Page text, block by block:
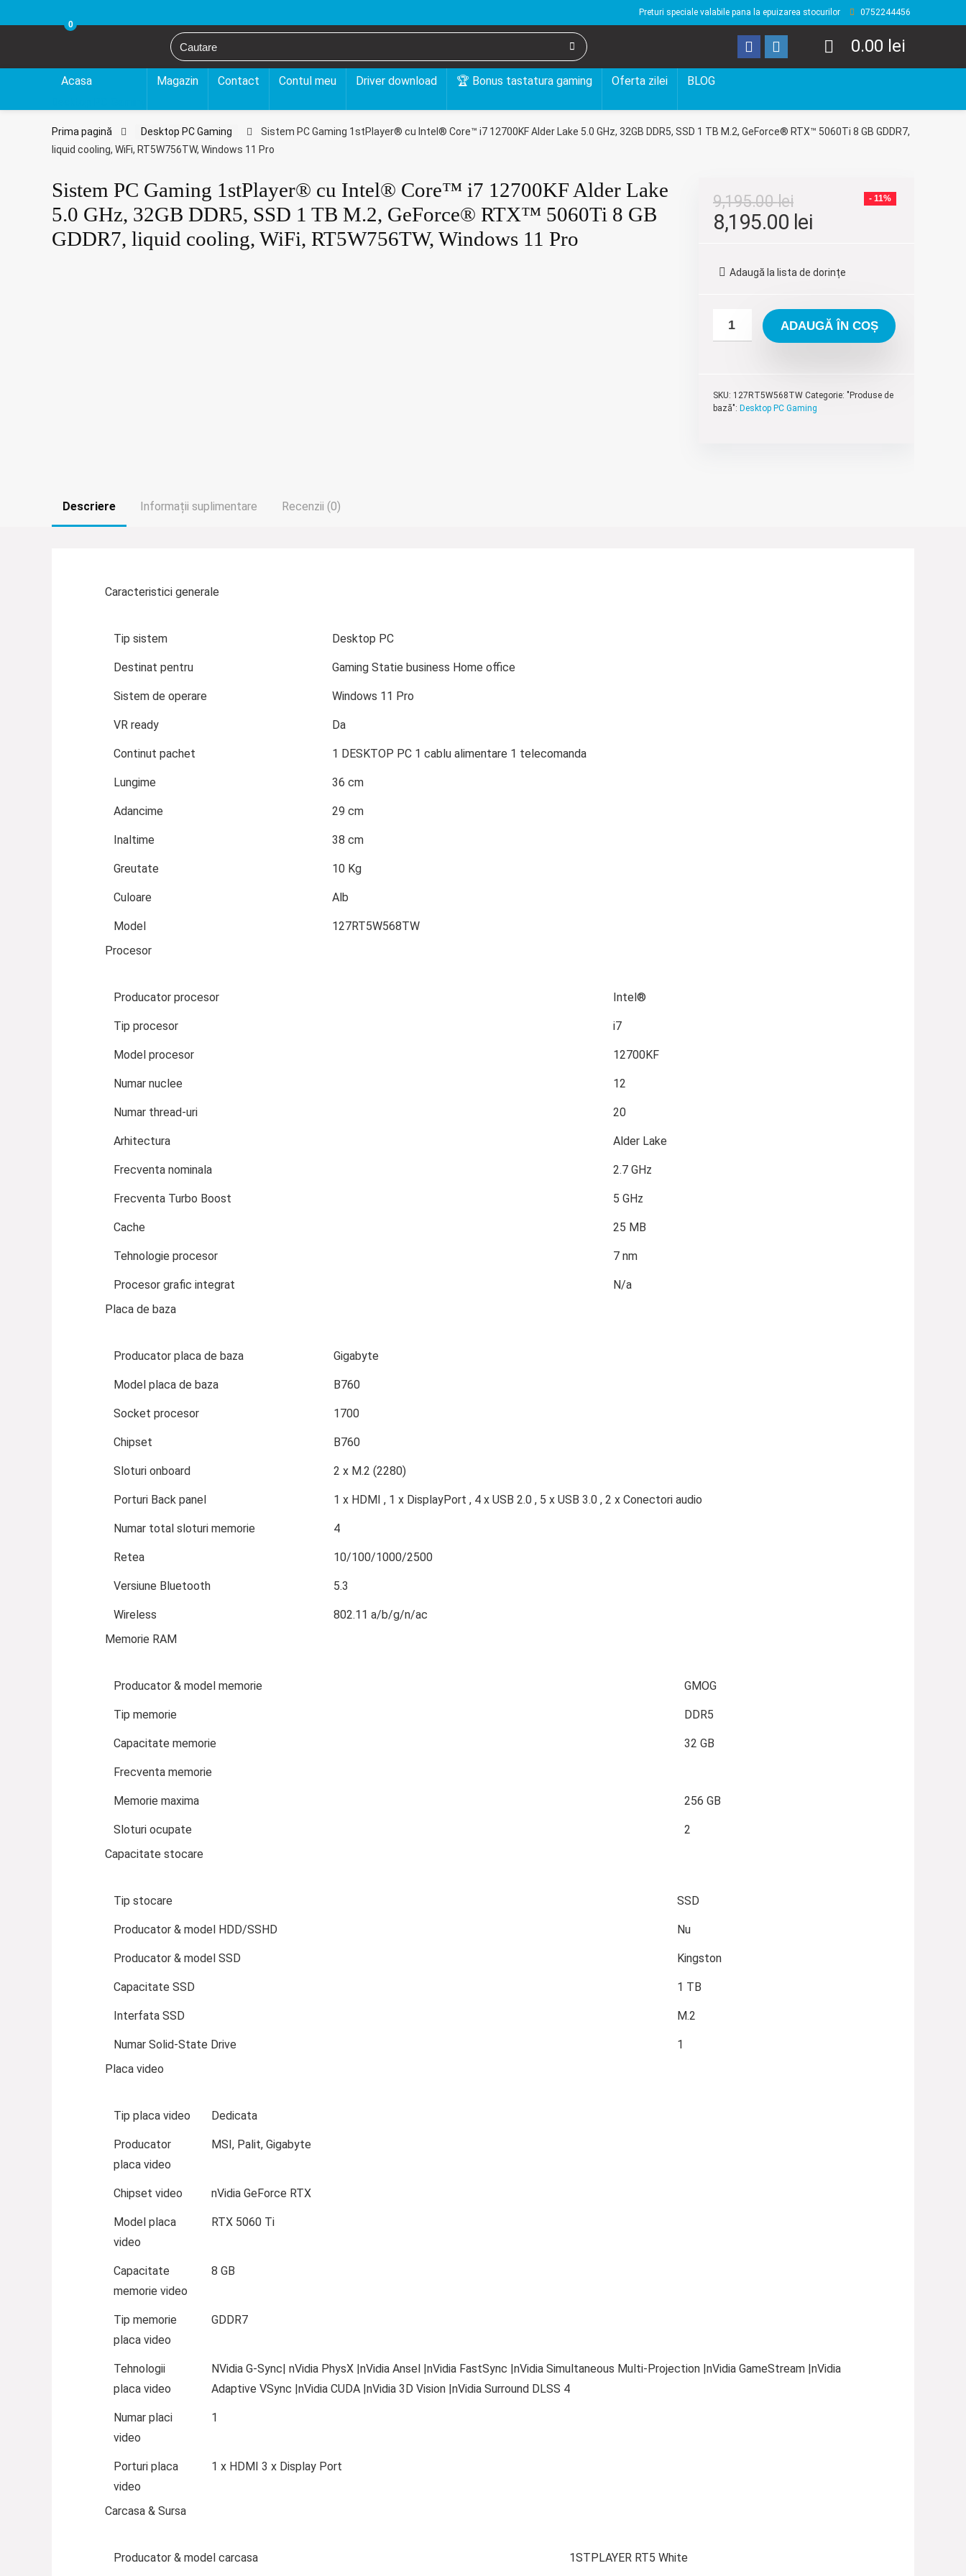
Preturi speciale valabile pana la epuizarea stocurilor
0752244456
0
0.00 lei
Acasa Magazin Contact Contul meu Driver download 🏆 Bonus tastatura gaming Oferta zilei BLOG
Prima pagină Desktop PC Gaming
Sistem PC Gaming 1stPlayer® cu Intel® Core™ i7 12700KF Alder Lake 5.0 GHz, 32GB DDR5, SSD 1 TB M.2, GeForce® RTX™ 5060Ti 8 GB GDDR7,
liquid cooling, WiFi, RT5W756TW, Windows 11 Pro
Sistem PC Gaming 1stPlayer® cu Intel® Core™ i7 12700KF Alder Lake
5.0 GHz, 32GB DDR5, SSD 1 TB M.2, GeForce® RTX™ 5060Ti 8 GB
GDDR7, liquid cooling, WiFi, RT5W756TW, Windows 11 Pro
- 11%
9,195.00lei
Prețul
a
fost:
8,195.00 lei
este:
8,195.00 lei.
Adaugă la lista de dorințe
ADAUGĂ ÎN COȘ
SKU: 127RT5W568TW Categorie: "Produse de
bază": Desktop PC Gaming
Descriere Informații suplimentare Recenzii (0)
Caracteristici generale
Tip sistem Desktop PC
Destinat pentru Gaming Statie business Home office
Sistem de operare Windows 11 Pro
VR ready Da
Continut pachet 1 DESKTOP PC 1 cablu alimentare 1 telecomanda
Lungime 36 cm
Adancime 29 cm
Inaltime 38 cm
Greutate 10 Kg
Culoare Alb
Model
127RT5W568TW
Procesor
Producator procesor Intel®
Tip procesor i7
Model procesor 12700KF
Numar nuclee 12
Numar thread-uri 20
Arhitectura Alder Lake
Frecventa nominala 2.7 GHz
Frecventa Turbo Boost 5 GHz
Cache 25 MB
Tehnologie procesor 7 nm
Procesor grafic integrat
N/a
Placa de baza
Producator placa de baza Gigabyte
Model placa de baza B760
Socket procesor 1700
Chipset B760
Sloturi onboard 2 x M.2 (2280)
Porturi Back panel 1 x HDMI , 1 x DisplayPort , 4 x USB 2.0 , 5 x USB 3.0 , 2 x Conectori audio
Numar total sloturi memorie 4
Retea 10/100/1000/2500
Versiune Bluetooth 5.3
Wireless
802.11 a/b/g/n/ac
Memorie RAM
Producator & model memorie GMOG
Tip memorie DDR5
Capacitate memorie 32 GB
Frecventa memorie
Memorie maxima 256 GB
Sloturi ocupate
2
Capacitate stocare
Tip stocare SSD
Producator & model HDD/SSHD Nu
Producator & model SSD Kingston
Capacitate SSD 1 TB
Interfata SSD M.2
Numar Solid-State Drive
1
Placa video
Tip placa video Dedicata
Producator
placa video
MSI, Palit, Gigabyte
Chipset video nVidia GeForce RTX
Model placa
video
RTX 5060 Ti
Capacitate
memorie video
8 GB
Tip memorie
placa video
GDDR7
Tehnologii
placa video
NVidia G-Sync| nVidia PhysX |nVidia Ansel |nVidia FastSync |nVidia Simultaneous Multi-Projection |nVidia GameStream |nVidia
Adaptive VSync |nVidia CUDA |nVidia 3D Vision |nVidia Surround DLSS 4
Numar placi
video
1
Porturi placa
video
1 x HDMI 3 x Display Port
Carcasa & Sursa
Producator & model carcasa 1STPLAYER RT5 White